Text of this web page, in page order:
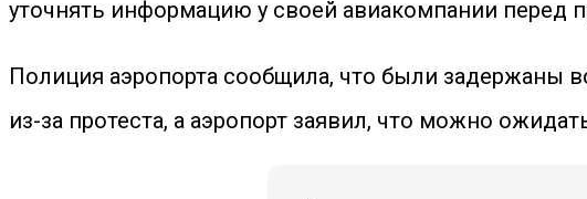
уточнять информацию у своей авиакомпании перед
Полиция аэропорта сообщила, что были задержаны
из-за протеста, а аэропорт заявил, что можно